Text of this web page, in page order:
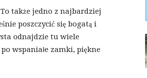
także jedno z najbardziej
poszczycić się bogatą i
odnajdzie tu wiele
wspaniałe zamki, piękne